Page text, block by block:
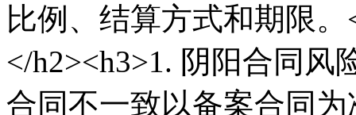
比例、结算方式和期限
</h2><h3>1. 阴阳合同风
合同不一致以备案合同